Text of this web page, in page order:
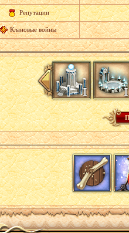
Репутации
Клановые войны